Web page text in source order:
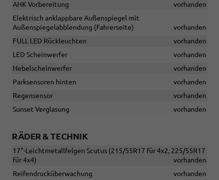
AHK Vorbereitung
vorhanden
Elektrisch anklappbare Außenspiegel mit
Außenspiegelabblendung (Fahrerseite)
vorhanden
FULL LED Rückleuchten
vorhanden
LED Scheinwerfer
vorhanden
Nebelscheinwerfer
vorhanden
Parksensoren hinten
vorhanden
Regensensor
vorhanden
Sunset Verglasung
vorhanden
RÄDER & TECHNIK
17"-Leichtmetallfelgen Scutus (215/55R17 für 4x2, 225/55R17
für 4x4)
vorhanden
Reifendrucküberwachung
vorhanden